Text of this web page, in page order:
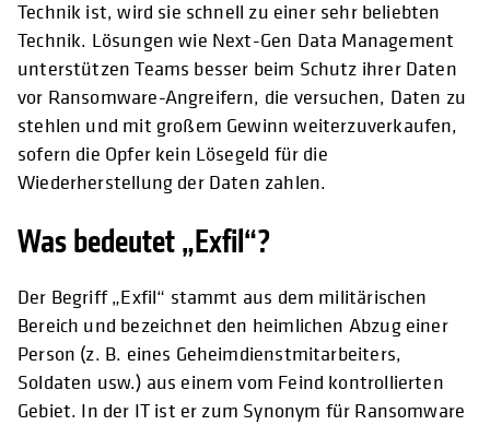
Technik ist, wird sie schnell zu einer sehr beliebten
Technik. Lösungen wie Next-Gen Data Management
unterstützen Teams besser beim Schutz ihrer Daten
vor Ransomware-Angreifern, die versuchen, Daten zu
stehlen und mit großem Gewinn weiterzuverkaufen,
sofern die Opfer kein Lösegeld für die
Wiederherstellung der Daten zahlen.
Was bedeutet „Exfil“?
Der Begriff „Exfil“ stammt aus dem militärischen
Bereich und bezeichnet den heimlichen Abzug einer
Person (z. B. eines Geheimdienstmitarbeiters,
Soldaten usw.) aus einem vom Feind kontrollierten
Gebiet. In der IT ist er zum Synonym für Ransomware